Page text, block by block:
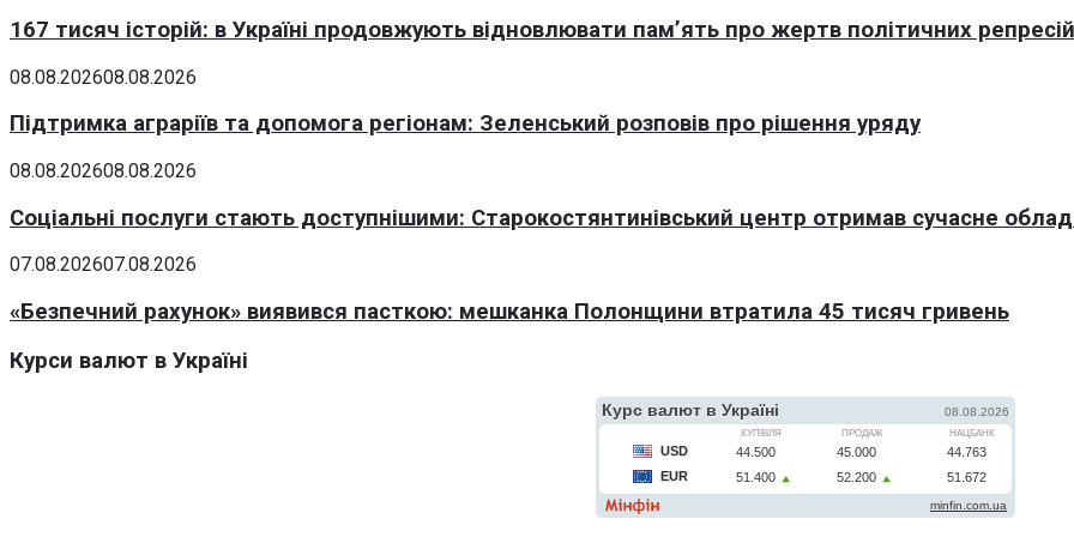
167 тисяч історій: в Україні продовжують відновлювати пам’ять про жертв політичних репресій
08.08.202608.08.2026
Підтримка аграріїв та допомога регіонам: Зеленський розповів про рішення уряду
08.08.202608.08.2026
Соціальні послуги стають доступнішими: Старокостянтинівський центр отримав сучасне
07.08.202607.08.2026
«Безпечний рахунок» виявився пасткою: мешканка Полонщини втратила 45 тисяч гривень
Курси валют в Україні